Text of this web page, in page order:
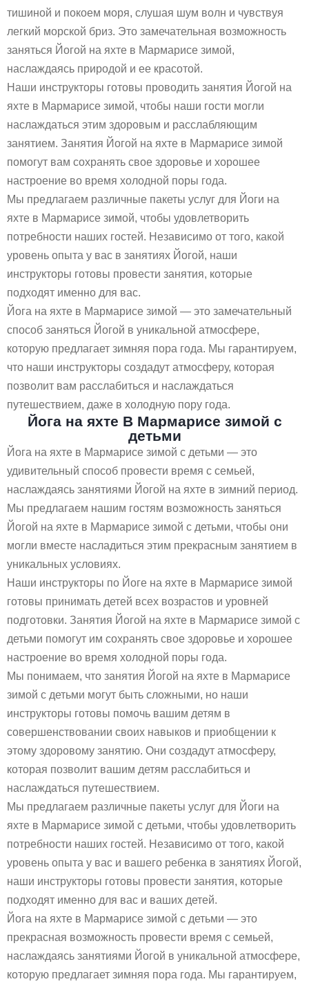
тишиной и покоем моря, слушая шум волн и чувствуя
легкий морской бриз. Это замечательная возможность
заняться Йогой на яхте в Мармарисе зимой,
наслаждаясь природой и ее красотой.
Наши инструкторы готовы проводить занятия Йогой на
яхте в Мармарисе зимой, чтобы наши гости могли
наслаждаться этим здоровым и расслабляющим
занятием. Занятия Йогой на яхте в Мармарисе зимой
помогут вам сохранять свое здоровье и хорошее
настроение во время холодной поры года.
Мы предлагаем различные пакеты услуг для Йоги на
яхте в Мармарисе зимой, чтобы удовлетворить
потребности наших гостей. Независимо от того, какой
уровень опыта у вас в занятиях Йогой, наши
инструкторы готовы провести занятия, которые
подходят именно для вас.
Йога на яхте в Мармарисе зимой — это замечательный
способ заняться Йогой в уникальной атмосфере,
которую предлагает зимняя пора года. Мы гарантируем,
что наши инструкторы создадут атмосферу, которая
позволит вам расслабиться и наслаждаться
путешествием, даже в холодную пору года.
Йога на яхте В Мармарисе зимой с
детьми
Йога на яхте в Мармарисе зимой с детьми — это
удивительный способ провести время с семьей,
наслаждаясь занятиями Йогой на яхте в зимний период.
Мы предлагаем нашим гостям возможность заняться
Йогой на яхте в Мармарисе зимой с детьми, чтобы они
могли вместе насладиться этим прекрасным занятием в
уникальных условиях.
Наши инструкторы по Йоге на яхте в Мармарисе зимой
готовы принимать детей всех возрастов и уровней
подготовки. Занятия Йогой на яхте в Мармарисе зимой с
детьми помогут им сохранять свое здоровье и хорошее
настроение во время холодной поры года.
Мы понимаем, что занятия Йогой на яхте в Мармарисе
зимой с детьми могут быть сложными, но наши
инструкторы готовы помочь вашим детям в
совершенствовании своих навыков и приобщении к
этому здоровому занятию. Они создадут атмосферу,
которая позволит вашим детям расслабиться и
наслаждаться путешествием.
Мы предлагаем различные пакеты услуг для Йоги на
яхте в Мармарисе зимой с детьми, чтобы удовлетворить
потребности наших гостей. Независимо от того, какой
уровень опыта у вас и вашего ребенка в занятиях Йогой,
наши инструкторы готовы провести занятия, которые
подходят именно для вас и ваших детей.
Йога на яхте в Мармарисе зимой с детьми — это
прекрасная возможность провести время с семьей,
наслаждаясь занятиями Йогой в уникальной атмосфере,
которую предлагает зимняя пора года. Мы гарантируем,